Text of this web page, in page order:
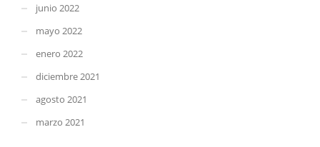
junio 2022
mayo 2022
enero 2022
diciembre 2021
agosto 2021
marzo 2021